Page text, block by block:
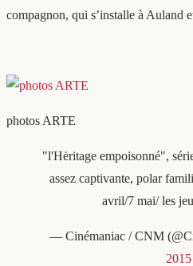
compagnon, qui s’installe à Auland
photos ARTE
"l'Hėritage empoisonné",
assez captivante, polar
avril/7 mai/ les
— Cinémaniac / CNM
2015